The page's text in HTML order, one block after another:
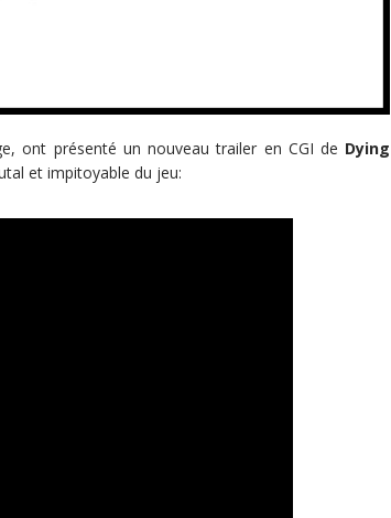
ont présenté un nouveau trailer en CGI de Dying
et impitoyable du jeu: